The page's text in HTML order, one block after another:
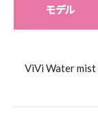
モデル
ViVi Water mist